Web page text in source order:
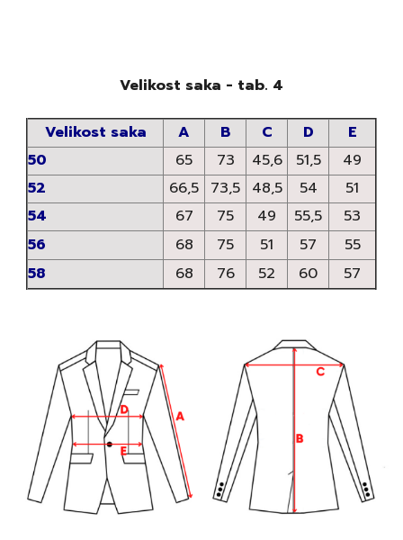
Velikost saka - tab. 4
Velikost saka A B C D
E
50
65 73 45,6 51,5
49
52
66,5 73,5 48,5 54
51
54
67 75 49 55,5
53
56
68 75 51 57
55
58
68 76 52 60 57